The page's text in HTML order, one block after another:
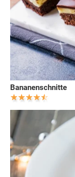
Bananenschnitte